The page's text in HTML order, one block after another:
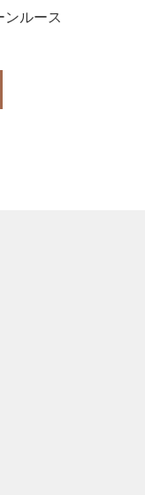
ンルース